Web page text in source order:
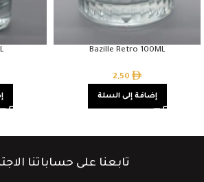
Bazille Retro 100ML
2,50
إضافة إلى السلة
تابعنا على حساباتنا